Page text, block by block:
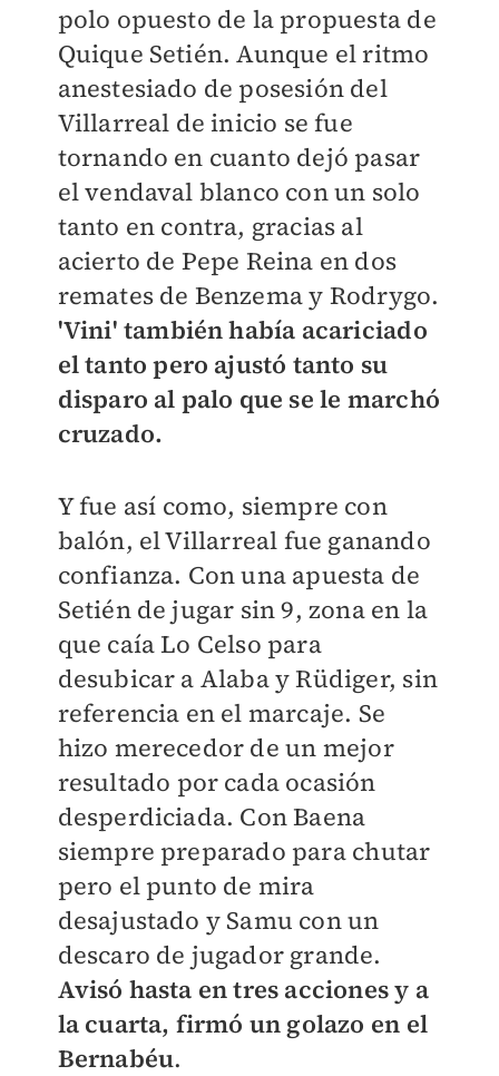
polo opuesto de la propuesta de
Quique Setién. Aunque el ritmo
anestesiado de posesión del
Villarreal de inicio se fue
tornando en cuanto dejó pasar
el vendaval blanco con un solo
tanto en contra, gracias al
acierto de Pepe Reina en dos
remates de Benzema y Rodrygo.
'Vini' también había acariciado
el tanto pero ajustó tanto su
disparo al palo que se le marchó
cruzado.
Y fue así como, siempre con
balón, el Villarreal fue ganando
confianza. Con una apuesta de
Setién de jugar sin 9, zona en la
que caía Lo Celso para
desubicar a Alaba y Rüdiger, sin
referencia en el marcaje. Se
hizo merecedor de un mejor
resultado por cada ocasión
desperdiciada. Con Baena
siempre preparado para chutar
pero el punto de mira
desajustado y Samu con un
descaro de jugador grande.
Avisó hasta en tres acciones y a
la cuarta, firmó un golazo en el
Bernabéu.